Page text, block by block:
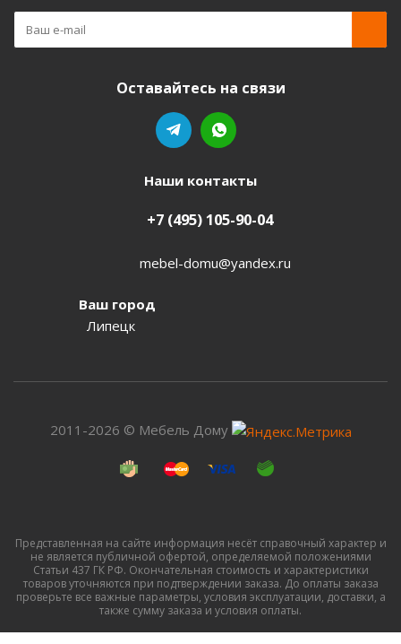
Оставайтесь на связи
Наши контакты
+7 (495) 105-90-04
mebel-domu@yandex.ru
Ваш город
Липецк
2011-2026 © Мебель Дому
Представленная на сайте информация несёт справочный характер и
не является публичной офертой, определяемой положениями
Статьи 437 ГК РФ. Окончательная стоимость и характеристики
товаров уточняются при подтверждении заказа. До оплаты заказа
проверьте все важные параметры, условия эксплуатации, доставки, а
также сумму заказа и условия оплаты.